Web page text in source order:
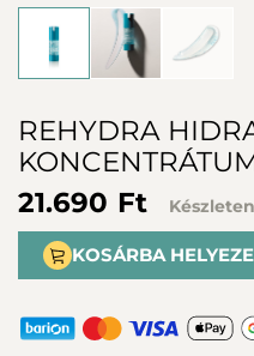
REHYDRA
21.690 Ft
Készleten
KOSÁRBA